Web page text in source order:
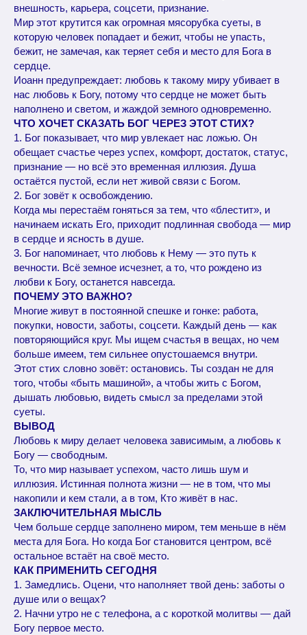
внешность, карьера, соцсети, признание.
Мир этот крутится как огромная мясорубка суеты, в
которую человек попадает и бежит, чтобы не упасть,
бежит, не замечая, как теряет себя и место для Бога в
сердце.
Иоанн предупреждает: любовь к такому миру убивает в
нас любовь к Богу, потому что сердце не может быть
наполнено и светом, и жаждой земного одновременно.
ЧТО ХОЧЕТ СКАЗАТЬ БОГ ЧЕРЕЗ ЭТОТ СТИХ?
1. Бог показывает, что мир увлекает нас ложью. Он
обещает счастье через успех, комфорт, достаток, статус,
признание — но всё это временная иллюзия. Душа
остаётся пустой, если нет живой связи с Богом.
2. Бог зовёт к освобождению.
Когда мы перестаём гоняться за тем, что «блестит», и
начинаем искать Его, приходит подлинная свобода — мир
в сердце и ясность в душе.
3. Бог напоминает, что любовь к Нему — это путь к
вечности. Всё земное исчезнет, а то, что рождено из
любви к Богу, останется навсегда.
ПОЧЕМУ ЭТО ВАЖНО?
Многие живут в постоянной спешке и гонке: работа,
покупки, новости, заботы, соцсети. Каждый день — как
повторяющийся круг. Мы ищем счастья в вещах, но чем
больше имеем, тем сильнее опустошаемся внутри.
Этот стих словно зовёт: остановись. Ты создан не для
того, чтобы «быть машиной», а чтобы жить с Богом,
дышать любовью, видеть смысл за пределами этой
суеты.
ВЫВОД
Любовь к миру делает человека зависимым, а любовь к
Богу — свободным.
То, что мир называет успехом, часто лишь шум и
иллюзия. Истинная полнота жизни — не в том, что мы
накопили и кем стали, а в том, Кто живёт в нас.
ЗАКЛЮЧИТЕЛЬНАЯ МЫСЛЬ
Чем больше сердце заполнено миром, тем меньше в нём
места для Бога. Но когда Бог становится центром, всё
остальное встаёт на своё место.
КАК ПРИМЕНИТЬ СЕГОДНЯ
1. Замедлись. Оцени, что наполняет твой день: заботы о
душе или о вещах?
2. Начни утро не с телефона, а с короткой молитвы — дай
Богу первое место.